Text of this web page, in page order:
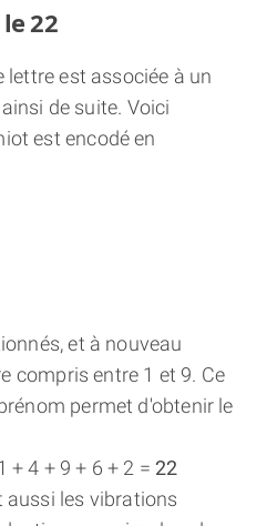
22
lettre est associée à un
de suite. Voici
est encodé en
et à nouveau
compris entre 1 et 9. Ce
permet d'obtenir le
+ 4 + 9 + 6 + 2 =22
aussi les vibrations